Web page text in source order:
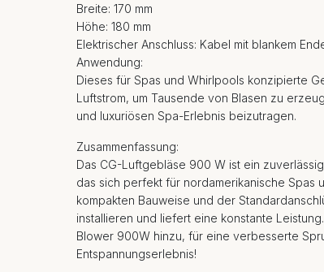
Breite: 170 mm
Höhe: 180 mm
Elektrischer Anschluss: Kabel mit blankem
Anwendung:
Dieses für Spas und Whirlpools konzipierte
Luftstrom, um Tausende von Blasen zu
und luxuriösen Spa-Erlebnis beizutragen.
Zusammenfassung:
Das CG-Luftgebläse 900 W ist ein
das sich perfekt für nordamerikanische Spas
kompakten Bauweise und der
installieren und liefert eine konstante
Blower 900W hinzu, für eine verbesserte
Entspannungserlebnis!